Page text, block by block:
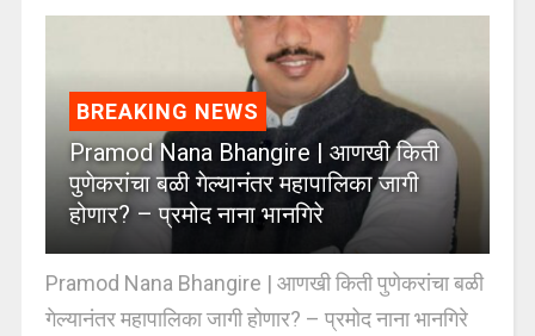
BREAKING NEWS
Pramod Nana Bhangire | आणखी किती
पुणेकरांचा बळी गेल्यानंतर महापालिका जागी
होणार? – प्रमोद नाना भानगिरे
Pramod Nana Bhangire | आणखी किती पुणेकरांचा बळी
गेल्यानंतर महापालिका जागी होणार? – प्रमोद नाना भानगिरे